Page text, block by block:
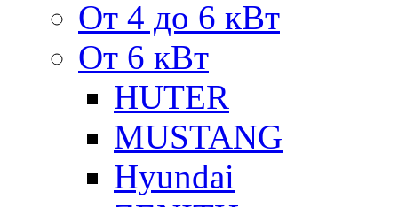
От 4 до 6 кВт
От 6 кВт
HUTER
MUSTANG
Hyundai